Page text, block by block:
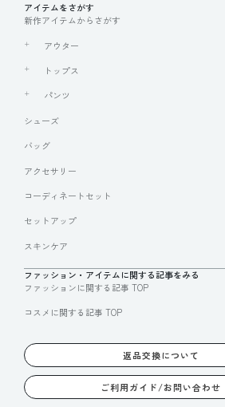
アイテムをさがす
新作アイテムからさがす
アウター
トップス
パンツ
シューズ
バッグ
アクセサリー
コーディネートセット
セットアップ
スキンケア
ファッション・アイテムに関する記事をみる
ファッションに関する記事 TOP
コスメに関する記事 TOP
返品交換について
ご利用ガイド/お問い合わせ